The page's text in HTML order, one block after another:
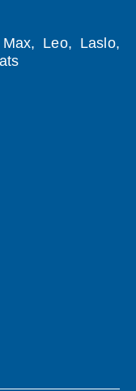
Leo, Laslo,